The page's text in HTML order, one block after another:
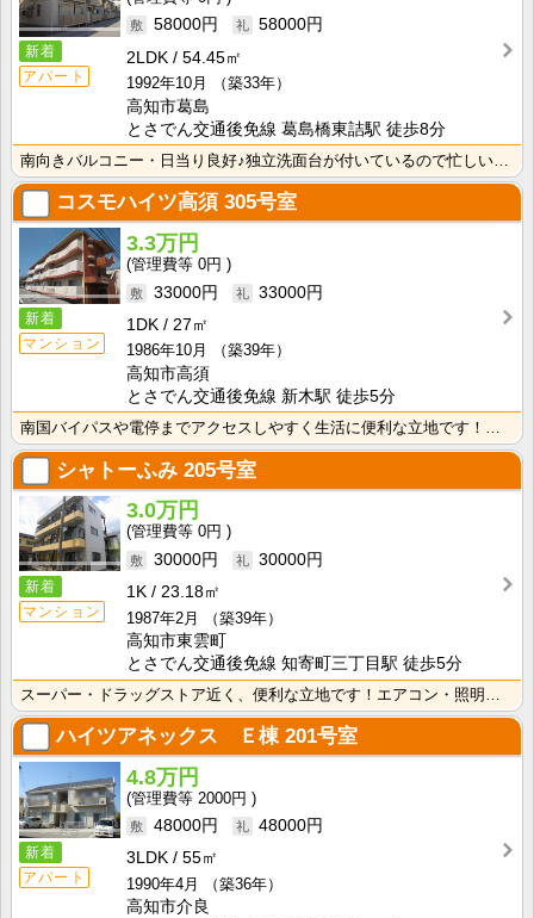
新着
アパート
58000円
58000円
2LDK
54.45㎡
1992年10月
（築33年）
高知市葛島
とさでん交通後免線 葛島橋東詰駅 徒歩8分
コスモハイツ高須 305号室
新着
マンション
3.3万円
0円
33000円
33000円
1DK
27㎡
1986年10月
（築39年）
高知市高須
とさでん交通後免線 新木駅 徒歩5分
シャトーふみ 205号室
新着
マンション
3.0万円
0円
30000円
30000円
1K
23.18㎡
1987年2月
（築39年）
高知市東雲町
とさでん交通後免線 知寄町三丁目駅 徒歩5分
ハイツアネックス Ｅ棟 201号室
新着
アパート
4.8万円
2000円
48000円
48000円
3LDK
55㎡
1990年4月
（築36年）
高知市介良